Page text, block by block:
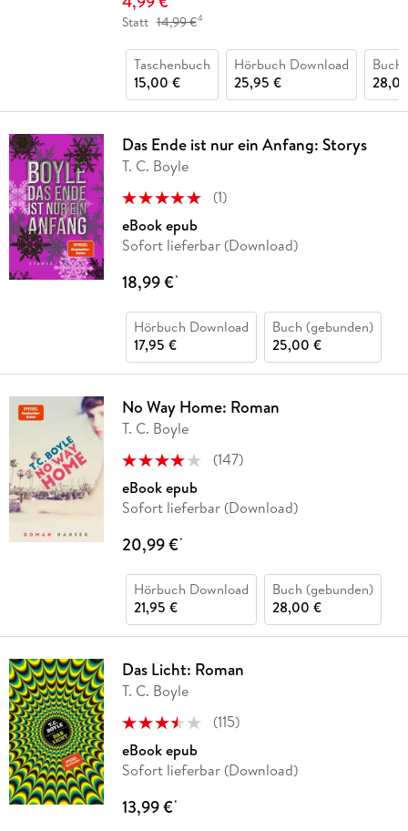
Statt 14,99 €4
Taschenbuch
15,00 €
Hörbuch Download
25,95 €
Buch
Das Ende ist nur ein Anfang: Storys
T. C. Boyle
(1)
eBook epub
Sofort lieferbar (Download)
18,99 €*
Hörbuch Download
17,95 €
Buch (gebunden)
25,00 €
No Way Home: Roman
T. C. Boyle
(147)
eBook epub
Sofort lieferbar (Download)
20,99 €*
Hörbuch Download
21,95 €
Buch (gebunden)
28,00 €
Das Licht: Roman
T. C. Boyle
(115)
eBook epub
Sofort lieferbar (Download)
13,99 €*